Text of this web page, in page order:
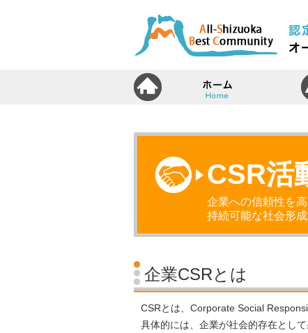
CSR活
企業への信頼性を高
持続可能な社会形
企業CSRとは
CSRとは、Corporate Social
具体的には、企業が社会的存在とし